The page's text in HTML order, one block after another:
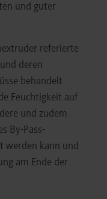
und guter
referierte
deren
behandelt
Feuchtigkeit auf
und zudem
By-Pass-
werden kann und
am Ende der